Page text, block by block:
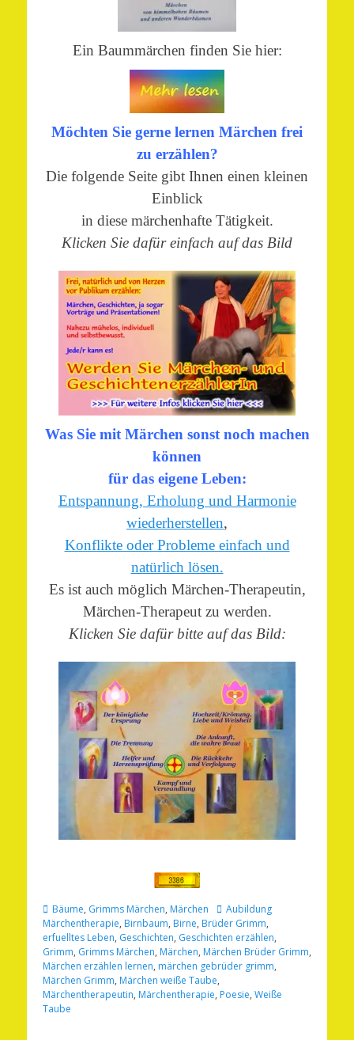
Ein Baummärchen finden Sie hier:
Möchten Sie gerne lernen Märchen frei
zu erzählen?
Die folgende Seite gibt Ihnen einen kleinen
Einblick
in diese märchenhafte Tätigkeit.
Klicken Sie dafür einfach auf das Bild
Was Sie mit Märchen sonst noch machen
können
für das eigene Leben:
Entspannung, Erholung und Harmonie
wiederherstellen,
Konflikte oder Probleme einfach und
natürlich lösen.
Es ist auch möglich Märchen-Therapeutin,
Märchen-Therapeut zu werden.
Klicken Sie dafür bitte auf das Bild:
Kategorien
Bäume, Grimms Märchen, Märchen Schlagworte
Aubildung
Märchentherapie, Birnbaum, Birne, Brüder Grimm,
erfuelltes Leben, Geschichten, Geschichten erzählen,
Grimm, Grimms Märchen, Märchen, Märchen Brüder Grimm,
Märchen erzählen lernen, märchen gebrüder grimm,
Märchen Grimm, Märchen weiße Taube,
Märchentherapeutin, Märchentherapie, Poesie, Weiße
Taube